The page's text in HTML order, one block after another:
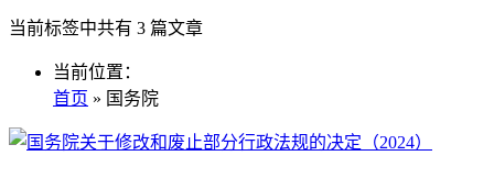
当前标签中共有 3 篇文章
当前位置：
首页 » 国务院